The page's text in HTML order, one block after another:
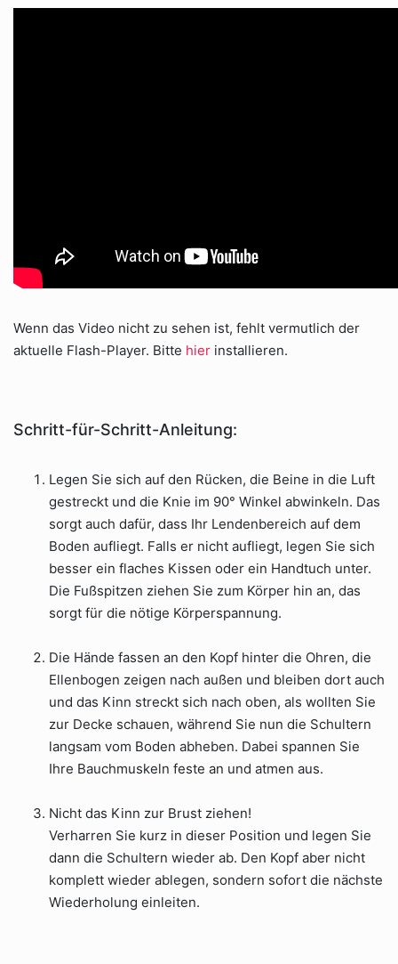
Wenn das Video nicht zu sehen ist, fehlt vermutlich der
aktuelle Flash-Player. Bitte hier installieren.
Schritt-für-Schritt-Anleitung:
Legen Sie sich auf den Rücken, die Beine in die Luft
gestreckt und die Knie im 90° Winkel abwinkeln. Das
sorgt auch dafür, dass Ihr Lendenbereich auf dem
Boden aufliegt. Falls er nicht aufliegt, legen Sie sich
besser ein flaches Kissen oder ein Handtuch unter.
Die Fußspitzen ziehen Sie zum Körper hin an, das
sorgt für die nötige Körperspannung.
Die Hände fassen an den Kopf hinter die Ohren, die
Ellenbogen zeigen nach außen und bleiben dort auch
und das Kinn streckt sich nach oben, als wollten Sie
zur Decke schauen, während Sie nun die Schultern
langsam vom Boden abheben. Dabei spannen Sie
Ihre Bauchmuskeln feste an und atmen aus.
Nicht das Kinn zur Brust ziehen!
Verharren Sie kurz in dieser Position und legen Sie
dann die Schultern wieder ab. Den Kopf aber nicht
komplett wieder ablegen, sondern sofort die nächste
Wiederholung einleiten.